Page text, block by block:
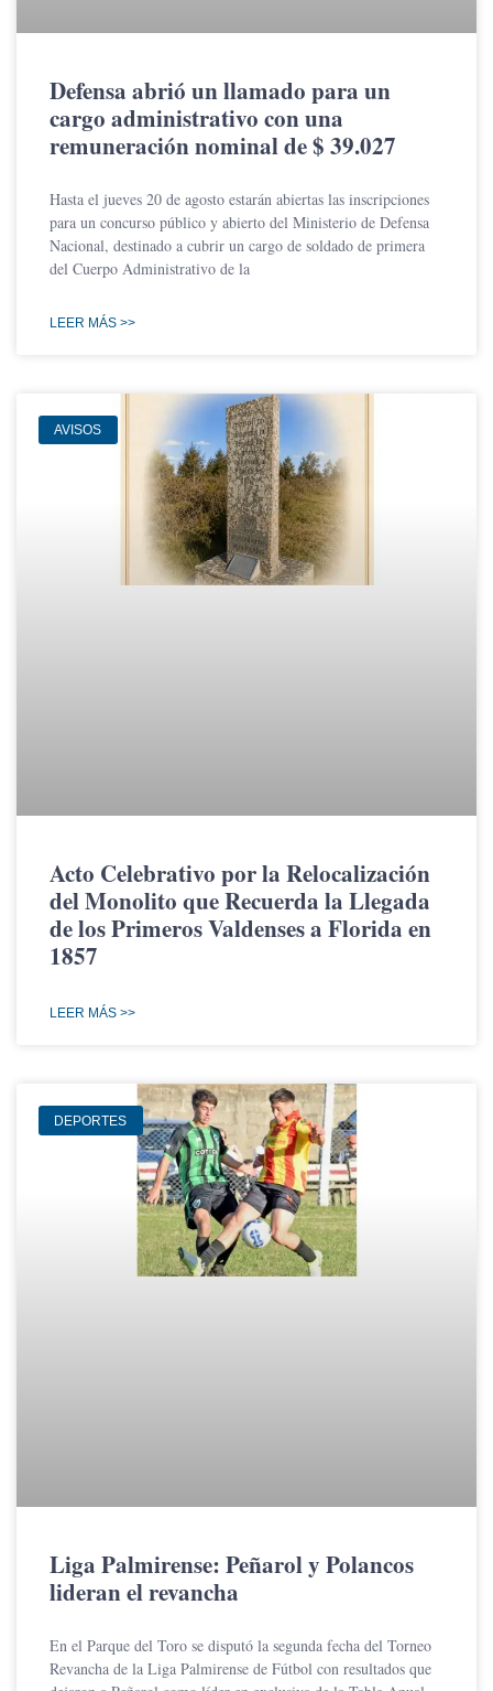
Defensa abrió un llamado para un
cargo administrativo con una
remuneración nominal de $ 39.027
Hasta el jueves 20 de agosto estarán abiertas las inscripciones
para un concurso público y abierto del Ministerio de Defensa
Nacional, destinado a cubrir un cargo de soldado de primera
del Cuerpo Administrativo de la
LEER MÁS >>
AVISOS
Acto Celebrativo por la Relocalización
del Monolito que Recuerda la Llegada
de los Primeros Valdenses a Florida en
1857
LEER MÁS >>
DEPORTES
Liga Palmirense: Peñarol y Polancos
lideran el revancha
En el Parque del Toro se disputó la segunda fecha del Torneo
Revancha de la Liga Palmirense de Fútbol con resultados que